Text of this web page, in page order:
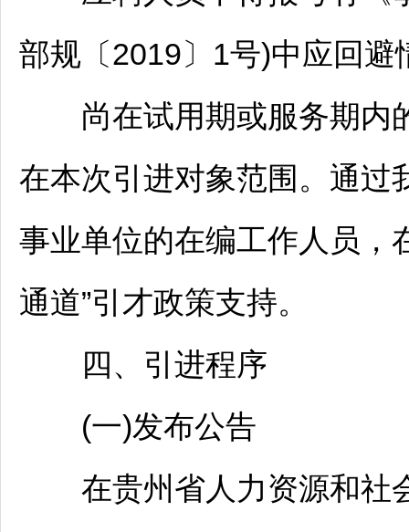
部规〔2019〕1号)中应回避
尚在试用期或服务期内
在本次引进对象范围。通过
事业单位的在编工作人员，
通道”引才政策支持。
四、引进程序
(一)发布公告
在贵州省人力资源和社